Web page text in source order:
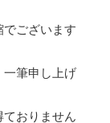
ございます
一筆申し上げ
ておりません